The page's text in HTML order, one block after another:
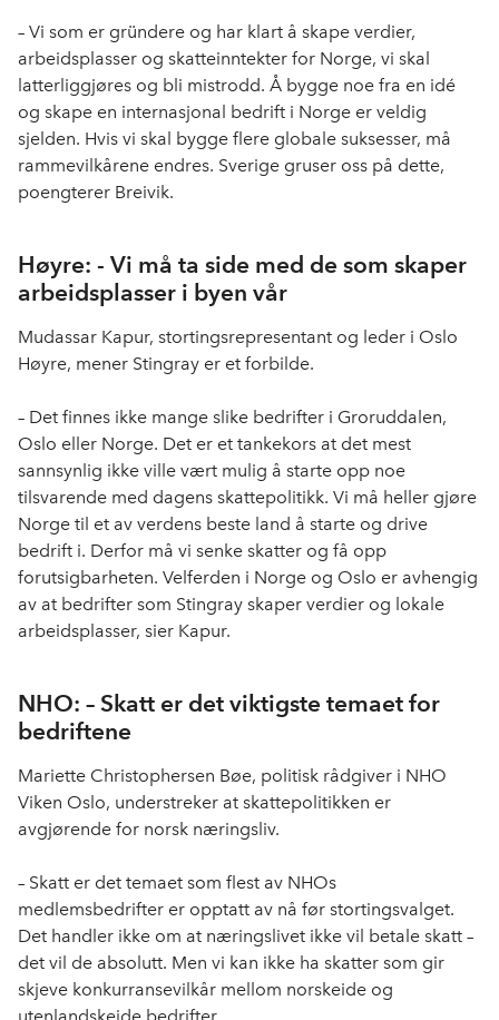
– Vi som er gründere og har klart å skape verdier,
arbeidsplasser og skatteinntekter for Norge, vi skal
latterliggjøres og bli mistrodd. Å bygge noe fra en idé
og skape en internasjonal bedrift i Norge er veldig
sjelden. Hvis vi skal bygge flere globale suksesser, må
rammevilkårene endres. Sverige gruser oss på dette,
poengterer Breivik.
Høyre: - Vi må ta side med de som skaper
arbeidsplasser i byen vår
Mudassar Kapur, stortingsrepresentant og leder i Oslo
Høyre, mener Stingray er et forbilde.
– Det finnes ikke mange slike bedrifter i Groruddalen,
Oslo eller Norge. Det er et tankekors at det mest
sannsynlig ikke ville vært mulig å starte opp noe
tilsvarende med dagens skattepolitikk. Vi må heller gjøre
Norge til et av verdens beste land å starte og drive
bedrift i. Derfor må vi senke skatter og få opp
forutsigbarheten. Velferden i Norge og Oslo er avhengig
av at bedrifter som Stingray skaper verdier og lokale
arbeidsplasser, sier Kapur.
NHO: – Skatt er det viktigste temaet for
bedriftene
Mariette Christophersen Bøe, politisk rådgiver i NHO
Viken Oslo, understreker at skattepolitikken er
avgjørende for norsk næringsliv.
– Skatt er det temaet som flest av NHOs
medlemsbedrifter er opptatt av nå før stortingsvalget.
Det handler ikke om at næringslivet ikke vil betale skatt –
det vil de absolutt. Men vi kan ikke ha skatter som gir
skjeve konkurransevilkår mellom norskeide og